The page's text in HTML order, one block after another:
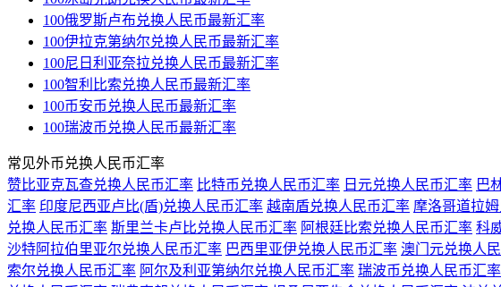
100俄罗斯卢布兑换人民币最新汇率
100伊拉克第纳尔兑换人民币最新汇率
100尼日利亚奈拉兑换人民币最新汇率
100智利比索兑换人民币最新汇率
100币安币兑换人民币最新汇率
100瑞波币兑换人民币最新汇率
常见外币兑换人民币汇率
赞比亚克瓦查兑换人民币汇率 比特币兑换人民币汇率 日元兑换人民币汇率 巴
汇率 印度尼西亚卢比(盾)兑换人民币汇率 越南盾兑换人民币汇率 摩洛哥道拉
兑换人民币汇率 斯里兰卡卢比兑换人民币汇率 阿根廷比索兑换人民币汇率 科
沙特阿拉伯里亚尔兑换人民币汇率 巴西里亚伊兑换人民币汇率 澳门元兑换人
索尔兑换人民币汇率 阿尔及利亚第纳尔兑换人民币汇率 瑞波币兑换人民币汇率